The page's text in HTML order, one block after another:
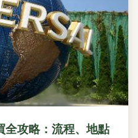
全攻略：流程、地點